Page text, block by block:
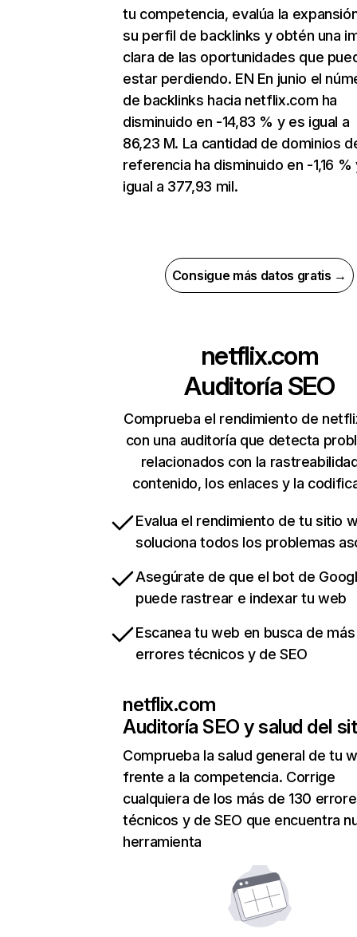
tu competencia, evalúa la
su perfil de backlinks y obtén una
clara de las oportunidades que
estar perdiendo. EN En junio el
de backlinks hacia netflix.com ha
disminuido en -14,83 % y es igual a
86,23 M. La cantidad de dominios
referencia ha disminuido en -1,16 %
igual a 377,93 mil.
Consigue más datos gratis →
netflix.com
Auditoría SEO
Comprueba el rendimiento de
con una auditoría que detecta
relacionados con la
contenido, los enlaces y la
Evalua el rendimiento de tu sitio
soluciona todos los problemas
Asegúrate de que el bot de
puede rastrear e indexar tu web
Escanea tu web en busca de
errores técnicos y de SEO
netflix.com
Auditoría SEO y salud del
Comprueba la salud general de tu
frente a la competencia. Corrige
cualquiera de los más de 130
técnicos y de SEO que encuentra
herramienta